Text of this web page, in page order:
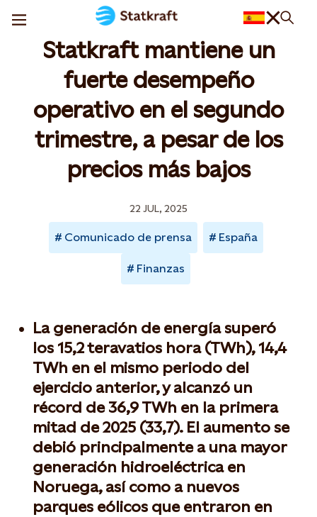
Statkraft mantiene un
fuerte desempeño
operativo en el segundo
trimestre, a pesar de los
precios más bajos
22 JUL, 2025
Comunicado de prensa España
Finanzas
La generación de energía superó
los 15,2 teravatios hora (TWh), 14,4
TWh en el mismo periodo del
ejercicio anterior, y alcanzó un
récord de 36,9 TWh en la primera
mitad de 2025 (33,7). El aumento se
debió principalmente a una mayor
generación hidroeléctrica en
Noruega, así como a nuevos
parques eólicos que entraron en